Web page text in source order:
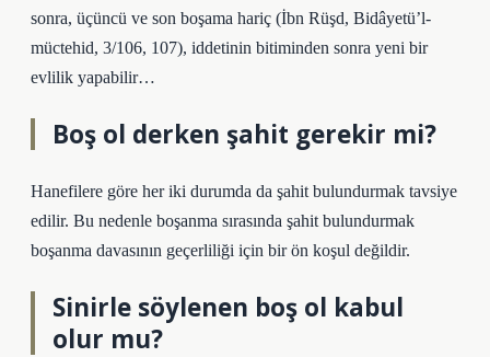
sonra, üçüncü ve son boşama hariç (İbn Rüşd, Bidâyetü’l-
müctehid, 3/106, 107), iddetinin bitiminden sonra yeni bir
evlilik yapabilir…
Boş ol derken şahit gerekir mi?
Hanefilere göre her iki durumda da şahit bulundurmak tavsiye
edilir. Bu nedenle boşanma sırasında şahit bulundurmak
boşanma davasının geçerliliği için bir ön koşul değildir.
Sinirle söylenen boş ol kabul
olur mu?